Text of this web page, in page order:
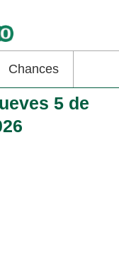
Chances
5 de